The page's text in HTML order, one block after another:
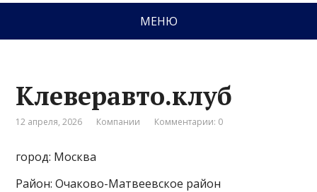
МЕНЮ
Клеверавто.клуб
12 апреля, 2026 Компании Комментарии: 0
город: Москва
Район: Очаково-Матвеевское район